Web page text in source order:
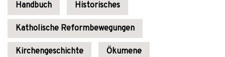
Handbuch Historisches
Katholische Reformbewegungen
Kirchengeschichte Ökumene